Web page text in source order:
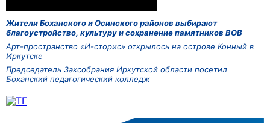
Жители Боханского и Осинского районов выбирают
благоустройство, культуру и сохранение памятников ВОВ
Арт-пространство «И-сторис» открылось на острове Конный в
Иркутске
Председатель Заксобрания Иркутской области посетил
Боханский педагогический колледж